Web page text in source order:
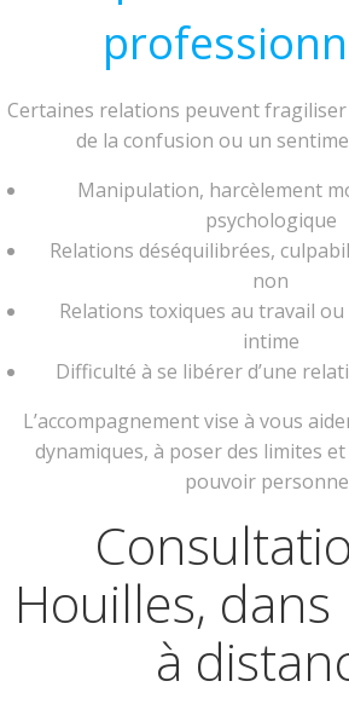
Certaines relations peuvent fragiliser
de la confusion ou un
Manipulation, harcèlement
psychologique
Relations déséquilibrées,
non
Relations toxiques au travail
intime
Difficulté à se libérer d’une
L’accompagnement vise à vous
dynamiques, à poser des limites
pouvoir
Houilles, dans
à